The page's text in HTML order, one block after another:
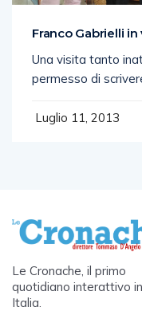
Franco Gabrielli
Una visita tanto
permesso di
Luglio 11, 2013
Le Cronache, il primo
quotidiano interattivo in
Italia.